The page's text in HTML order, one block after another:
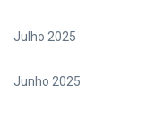
Julho 2025
Junho 2025